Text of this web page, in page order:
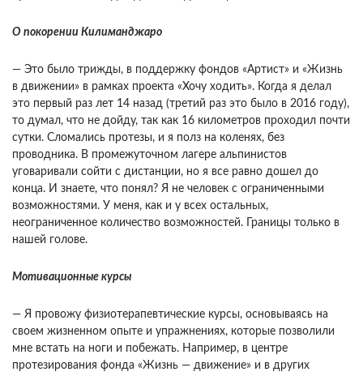
О покорении Килиманджаро
— Это было трижды, в поддержку фондов «Артист» и «Жизнь
в движении» в рамках проекта «Хочу ходить». Когда я делал
это первый раз лет 14 назад (третий раз это было в 2016 году),
то думал, что не дойду, так как 16 километров проходил почти
сутки. Сломались протезы, и я полз на коленях, без
проводника. В промежуточном лагере альпинистов
уговаривали сойти с дистанции, но я все равно дошел до
конца. И знаете, что понял? Я не человек с ограниченными
возможностями. У меня, как и у всех остальных,
неограниченное количество возможностей. Границы только в
нашей голове.
Мотивационные курсы
— Я провожу физиотерапевтические курсы, основываясь на
своем жизненном опыте и упражнениях, которые позволили
мне встать на ноги и побежать. Например, в центре
протезирования фонда «Жизнь — движение» и в других